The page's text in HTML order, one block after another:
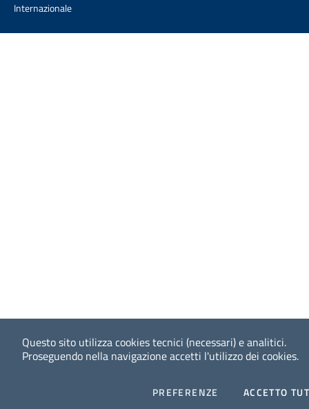
Questo sito utilizza cookies tecnici (necessari) e analitici.
Proseguendo nella navigazione accetti l'utilizzo dei cookies.
PREFERENZE COOKIESACCETTO
Internazionale